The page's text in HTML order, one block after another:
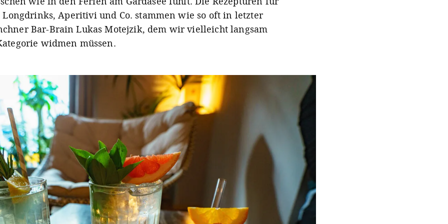
Longdrinks, Aperitivi und Co. stammen wie so oft in letzter
Bar-Brain Lukas Motejzik, dem wir vielleicht langsam
widmen müssen.